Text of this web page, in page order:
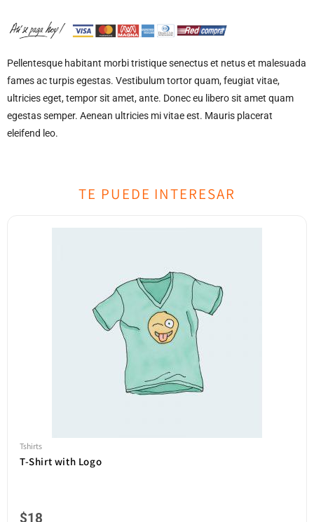
Pellentesque habitant morbi tristique senectus et netus et malesuada
fames ac turpis egestas. Vestibulum tortor quam, feugiat vitae,
ultricies eget, tempor sit amet, ante. Donec eu libero sit amet quam
egestas semper. Aenean ultricies mi vitae est. Mauris placerat
eleifend leo.
TE PUEDE INTERESAR
Tshirts
T-Shirt with Logo
$18